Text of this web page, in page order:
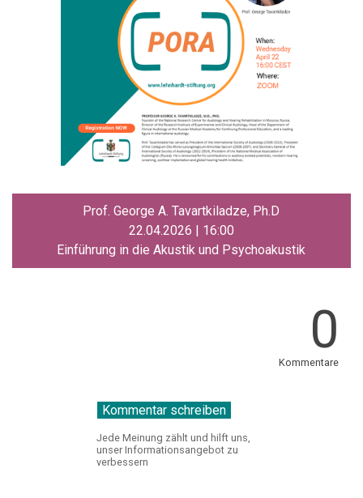
Prof. George A. Tavartkiladze, Ph.D
22.04.2026 | 16:00
Einführung in die Akustik und Psychoakustik
0
Kommentare
Jede Meinung zählt und hilft uns,
unser Informationsangebot zu
verbessern